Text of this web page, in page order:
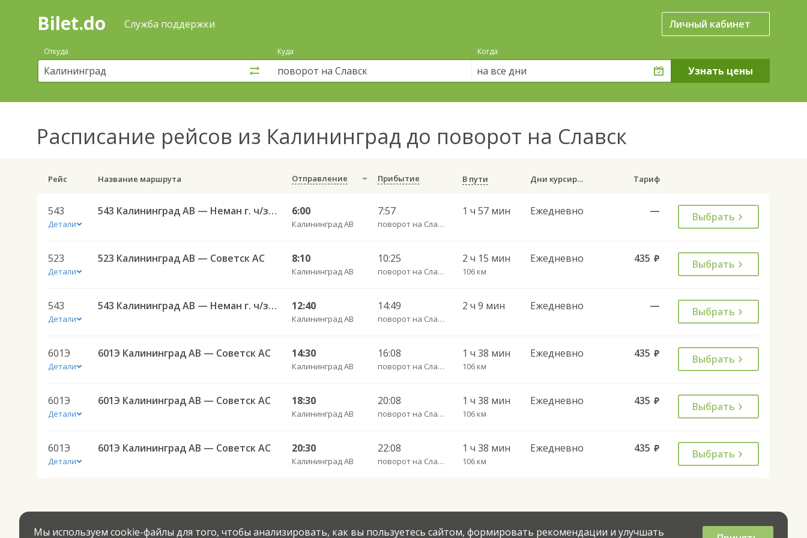
Поиск
покупка
билетов
автобус
онлайн
Bilet.do Служба поддержки Личный кабинет
Откуда Куда Когда
на все дни
Расписание рейсов из Калининград до поворот на Славск
Рейс Название маршрута Отправление Прибытие В пути Дни курсирования Тариф
543
Детали
543 Калининград АВ — Неман г. ч/з Гвардейск КДП, Большаково п. 6:00
Калининград АВ
7:57
поворот на Славск пов.
1 ч 57 мин Ежедневно — Выбрать
523
Детали
523 Калининград АВ — Советск АС 8:10
Калининград АВ
10:25
поворот на Славск пов.
2 ч 15 мин
106 км
Ежедневно 435 руб. Выбрать
543
Детали
543 Калининград АВ — Неман г. ч/з Гвардейск КДП, Большаково п. 12:40
Калининград АВ
14:49
поворот на Славск пов.
2 ч 9 мин Ежедневно — Выбрать
601Э
Детали
601Э Калининград АВ — Советск АС 14:30
Калининград АВ
16:08
поворот на Славск пов.
1 ч 38 мин
106 км
Ежедневно 435 руб. Выбрать
601Э
Детали
601Э Калининград АВ — Советск АС 18:30
Калининград АВ
20:08
поворот на Славск пов.
1 ч 38 мин
106 км
Ежедневно 435 руб. Выбрать
601Э
Детали
601Э Калининград АВ — Советск АС 20:30
Калининград АВ
22:08
поворот на Славск пов.
1 ч 38 мин
106 км
Ежедневно 435 руб. Выбрать
Мы используем cookie-файлы для того, чтобы анализировать, как вы пользуетесь сайтом, формировать рекомендации и улучшать